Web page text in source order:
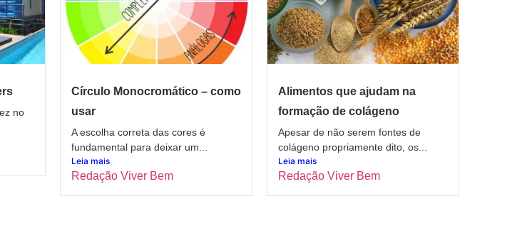
no
Círculo Monocromático – como
usar
A escolha correta das cores é
fundamental para deixar um...
Leia mais
Redação Viver Bem
Alimentos que ajudam na
formação de colágeno
Apesar de não serem fontes de
colágeno propriamente dito, os...
Leia mais
Redação Viver Bem